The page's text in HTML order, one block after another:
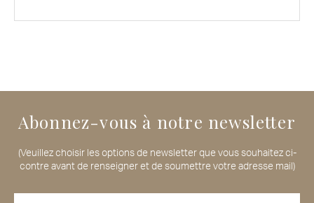
Abonnez-vous à notre newsletter
(Veuillez choisir les options de newsletter que vous souhaitez ci-
contre avant de renseigner et de soumettre votre adresse mail)